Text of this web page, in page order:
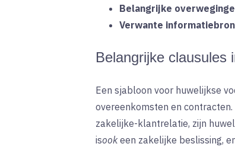
Belangrijke
Verwante
Belangrijke clausules
Een sjabloon voor huwelijkse
overeenkomsten en
zakelijke-klantrelatie, zijn
isookeen zakelijke beslissing,